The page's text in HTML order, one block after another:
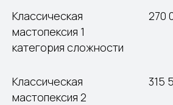
Классическая
мастопексия 1
категория сложности
270
Классическая
мастопексия 2
315